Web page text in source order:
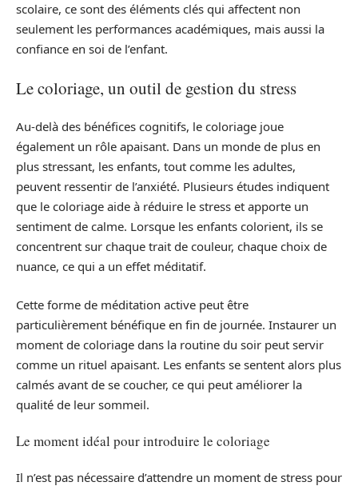
scolaire, ce sont des éléments clés qui affectent non
seulement les performances académiques, mais aussi la
confiance en soi de l’enfant.
Le coloriage, un outil de gestion du stress
Au-delà des bénéfices cognitifs, le coloriage joue
également un rôle apaisant. Dans un monde de plus en
plus stressant, les enfants, tout comme les adultes,
peuvent ressentir de l’anxiété. Plusieurs études indiquent
que le coloriage aide à réduire le stress et apporte un
sentiment de calme. Lorsque les enfants colorient, ils se
concentrent sur chaque trait de couleur, chaque choix de
nuance, ce qui a un effet méditatif.
Cette forme de méditation active peut être
particulièrement bénéfique en fin de journée. Instaurer un
moment de coloriage dans la routine du soir peut servir
comme un rituel apaisant. Les enfants se sentent alors plus
calmés avant de se coucher, ce qui peut améliorer la
qualité de leur sommeil.
Le moment idéal pour introduire le coloriage
Il n’est pas nécessaire d’attendre un moment de stress pour